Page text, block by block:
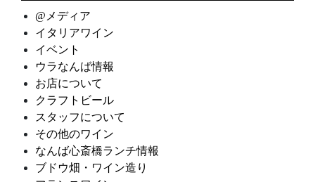
@メディア
イタリアワイン
イベント
ウラなんば情報
お店について
クラフトビール
スタッフについて
その他のワイン
なんば心斎橋ランチ情報
ブドウ畑・ワイン造り